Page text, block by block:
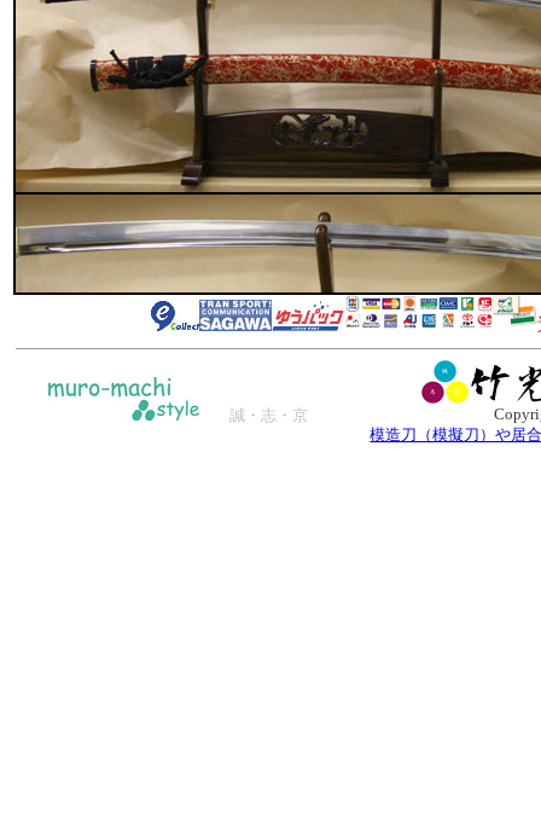
誠・志・京
模造刀（模擬刀）や居